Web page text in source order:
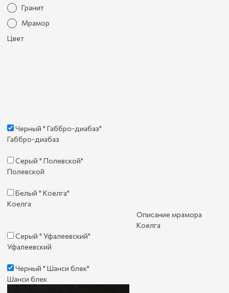
Гранит
Мрамор
Цвет
Черный " Габбро-диабаз"
Габбро-диабаз
Серый " Полевской"
Полевской
Белый " Коелга"
Коелга
Описание мрамора
Коелга
Серый " Уфалеевский"
Уфалеевский
Черный " Шанси блек"
Шанси блек